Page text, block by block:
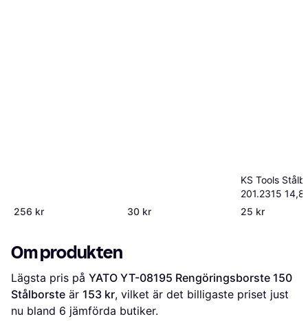
256 kr 30 kr
KS Tools
201.2315 14,8
Stålborste
25 kr
Om produkten
Lägsta pris på YATO YT-08195 Rengöringsborste 150
Stålborste är 153 kr, vilket är det billigaste priset just
nu bland 6 jämförda butiker.